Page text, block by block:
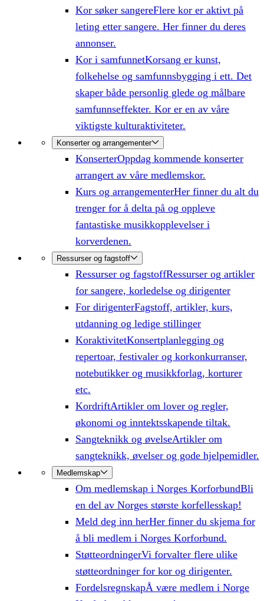
Kor søker sangereFlere kor er aktivt på
leting etter sangere. Her finner du deres
annonser.
Kor i samfunnetKorsang er kunst,
folkehelse og samfunnsbygging i ett. Det
skaper både personlig glede og målbare
samfunnseffekter. Kor er en av våre
viktigste kulturaktiviteter.
Konserter og arrangementer
KonserterOppdag kommende konserter
arrangert av våre medlemskor.
Kurs og arrangementerHer finner du alt du
trenger for å delta på og oppleve
fantastiske musikkopplevelser i
korverdenen.
Ressurser og fagstoff
Ressurser og fagstoffRessurser og artikler
for sangere, korledelse og dirigenter
For dirigenterFagstoff, artikler, kurs,
utdanning og ledige stillinger
KoraktivitetKonsertplanlegging og
repertoar, festivaler og korkonkurranser,
notebutikker og musikkforlag, korturer
etc.
KordriftArtikler om lover og regler,
økonomi og inntektsskapende tiltak.
Sangteknikk og øvelseArtikler om
sangteknikk, øvelser og gode hjelpemidler.
Medlemskap
Om medlemskap i Norges KorforbundBli
en del av Norges største korfellesskap!
Meld deg inn herHer finner du skjema for
å bli medlem i Norges Korforbund.
StøtteordningerVi forvalter flere ulike
støtteordninger for kor og dirigenter.
FordelsregnskapÅ være medlem i Norge